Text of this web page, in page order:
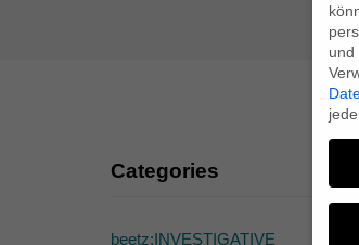
Categories
beetz:INVESTIGATIVE
und